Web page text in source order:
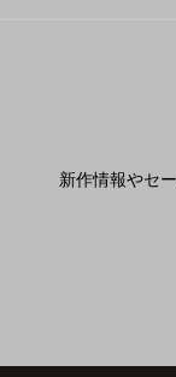
新作情報やセ